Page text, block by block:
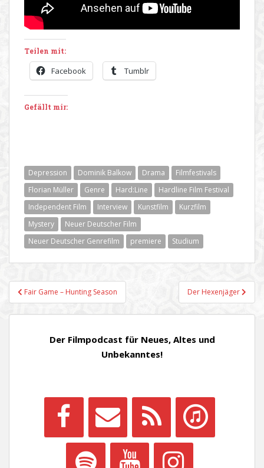
Teilen mit:
Facebook Tumblr
Gefällt mir:
Depression Dominik Balkow Drama
Filmfestivals
Florian Müller
Genre Hard:Line
Hardline Film Festival
Independent Film
Interview Kunstfilm
Kurzfilm
Mystery
Neuer Deutscher Film
Neuer Deutscher Genrefilm
premiere Studium
Beitragsnavigation
Fair Game – Hunting Season Der Hexenjäger
Der Filmpodcast für Neues, Altes und
Unbekanntes!